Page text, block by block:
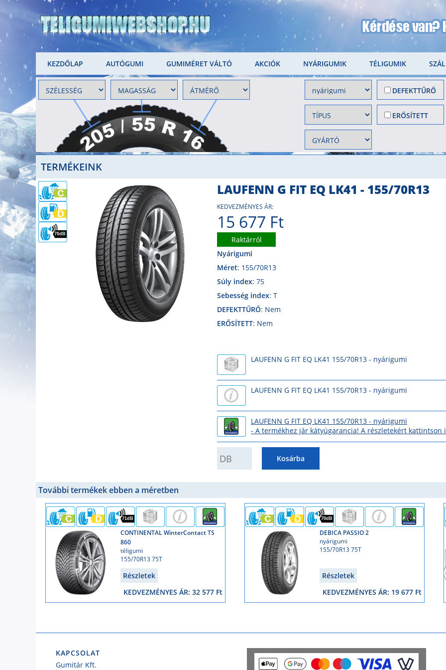
KEZDŐLAP AUTÓGUMI GUMIMÉRET VÁLTÓ AKCIÓK NYÁRIGUMIK TÉLIGUMIK
DEFEKTTŰRŐ
ERŐSÍTETT
TERMÉKEINK
70dB
LAUFENN G FIT EQ LK41 - 155/70R13
KEDVEZMÉNYES ÁR:
15 677 Ft
Raktárról
Nyárigumi
Méret: 155/70R13
Súly index: 75
Sebesség index: T
DEFEKTTŰRŐ: Nem
ERŐSÍTETT: Nem
LAUFENN G FIT EQ LK41 155/70R13 - nyárigumi
LAUFENN G FIT EQ LK41 155/70R13 - nyárigumi
LAUFENN G FIT EQ LK41 155/70R13 - nyárigumi
- A termékhez jár kátyúgarancia! A részletekért kattintson
Kosárba
További termékek ebben a méretben
71dB
CONTINENTAL WinterContact TS
860
téligumi
155/70R13 75T
Részletek
KEDVEZMÉNYES ÁR: 32 577 Ft
70dB
DEBICA PASSIO 2
nyárigumi
155/70R13 75T
Részletek
KEDVEZMÉNYES ÁR: 19 677 Ft
KAPCSOLAT
Gumitár Kft.